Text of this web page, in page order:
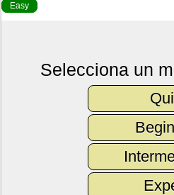
Easy
Selecciona un